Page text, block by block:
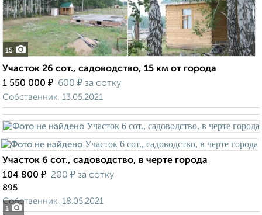
15
Участок 26 сот., садоводство, 15 км от города
1 550 000 ₽ 600 ₽ за сотку
Собственник, 13.05.2021
1
Участок 6 сот., садоводство, в черте города
104 800 ₽ 200 ₽ за сотку
895
Собственник, 18.05.2021